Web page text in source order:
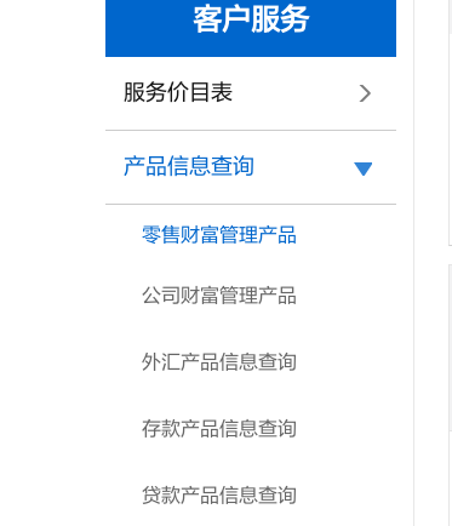
客户服务
服务价目表
产品信息查询
零售财富管理产品
公司财富管理产品
外汇产品信息查询
存款产品信息查询
贷款产品信息查询